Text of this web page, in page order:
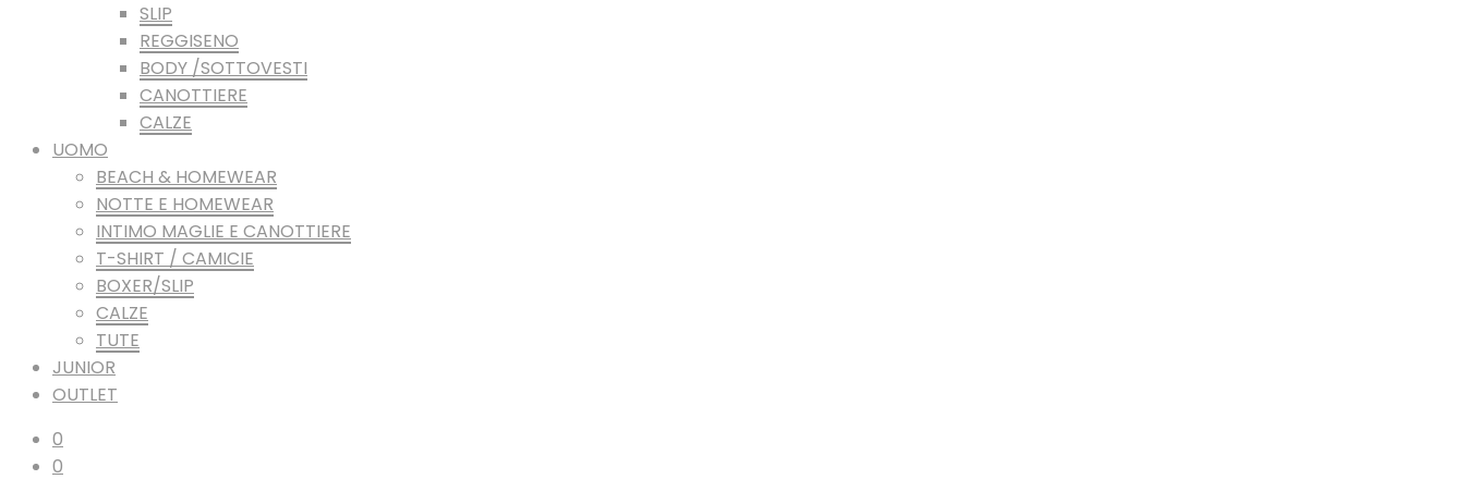
SLIP
REGGISENO
BODY /SOTTOVESTI
CANOTTIERE
CALZE
UOMO
BEACH & HOMEWEAR
NOTTE E HOMEWEAR
INTIMO MAGLIE E CANOTTIERE
T-SHIRT / CAMICIE
BOXER/SLIP
CALZE
TUTE
JUNIOR
OUTLET
0
0